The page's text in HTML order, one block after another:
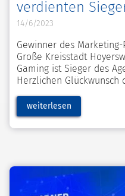
verdienten
14/6/2023
Gewinner des
Große Kreisstadt
Gaming ist Sieger des
Herzlichen Glückwunsch
weiterlesen